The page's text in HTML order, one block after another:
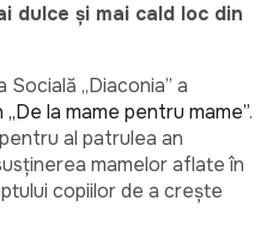
dulce și mai cald loc din
Socială „Diaconia” a
la mame pentru mame”.
al patrulea an
mamelor aflate în
copiilor de a crește